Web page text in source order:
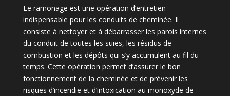
Le ramonage est une opération d’entretien
indispensable pour les conduits de cheminée. Il
consiste à nettoyer et à débarrasser les parois internes
du conduit de toutes les suies, les résidus de
combustion et les dépôts qui s’y accumulent au fil du
temps. Cette opération permet d’assurer le bon
fonctionnement de la cheminée et de prévenir les
risques d’incendie et d’intoxication au monoxyde de